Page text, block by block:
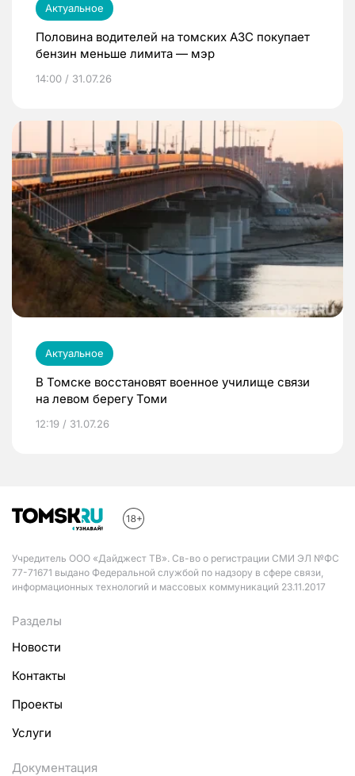
Актуальное
Половина водителей на томских АЗС покупает
бензин меньше лимита — мэр
14:00 / 31.07.26
Актуальное
В Томске восстановят военное училище связи
на левом берегу Томи
12:19 / 31.07.26
Учредитель ООО «Дайджест ТВ». Св-во о регистрации СМИ ЭЛ №ФС
77-71671 выдано Федеральной службой по надзору в сфере связи,
информационных технологий и массовых коммуникаций 23.11.2017
Разделы
Новости
Контакты
Проекты
Услуги
Документация